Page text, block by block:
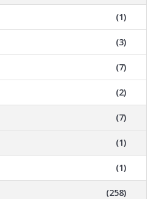
(1)
(3)
(7)
(2)
(7)
(1)
(1)
(258)